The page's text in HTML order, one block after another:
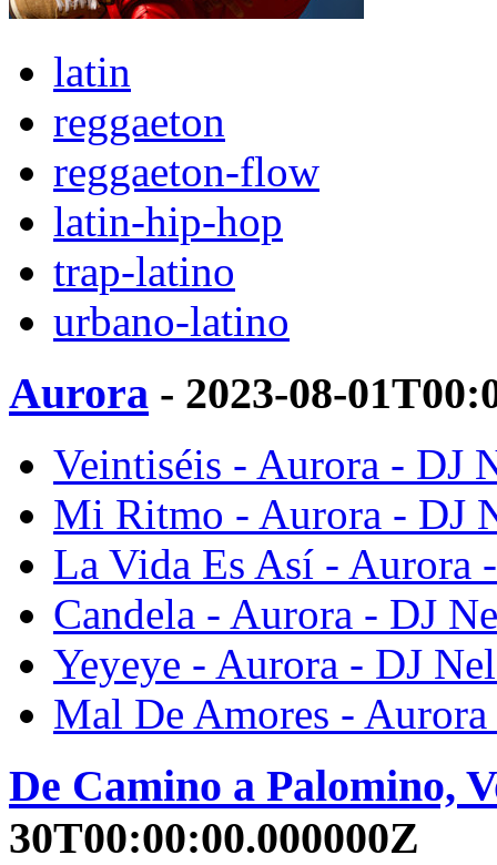
latin
reggaeton
reggaeton-flow
latin-hip-hop
trap-latino
urbano-latino
Aurora - 2023-08-
Veintiséis - Aurora - DJ
Mi Ritmo - Aurora - DJ
La Vida Es Así - Aurora
Candela - Aurora - DJ
Yeyeye - Aurora - DJ
Mal De Amores -
De Camino a Palomino,
30T00:00:00.000000Z